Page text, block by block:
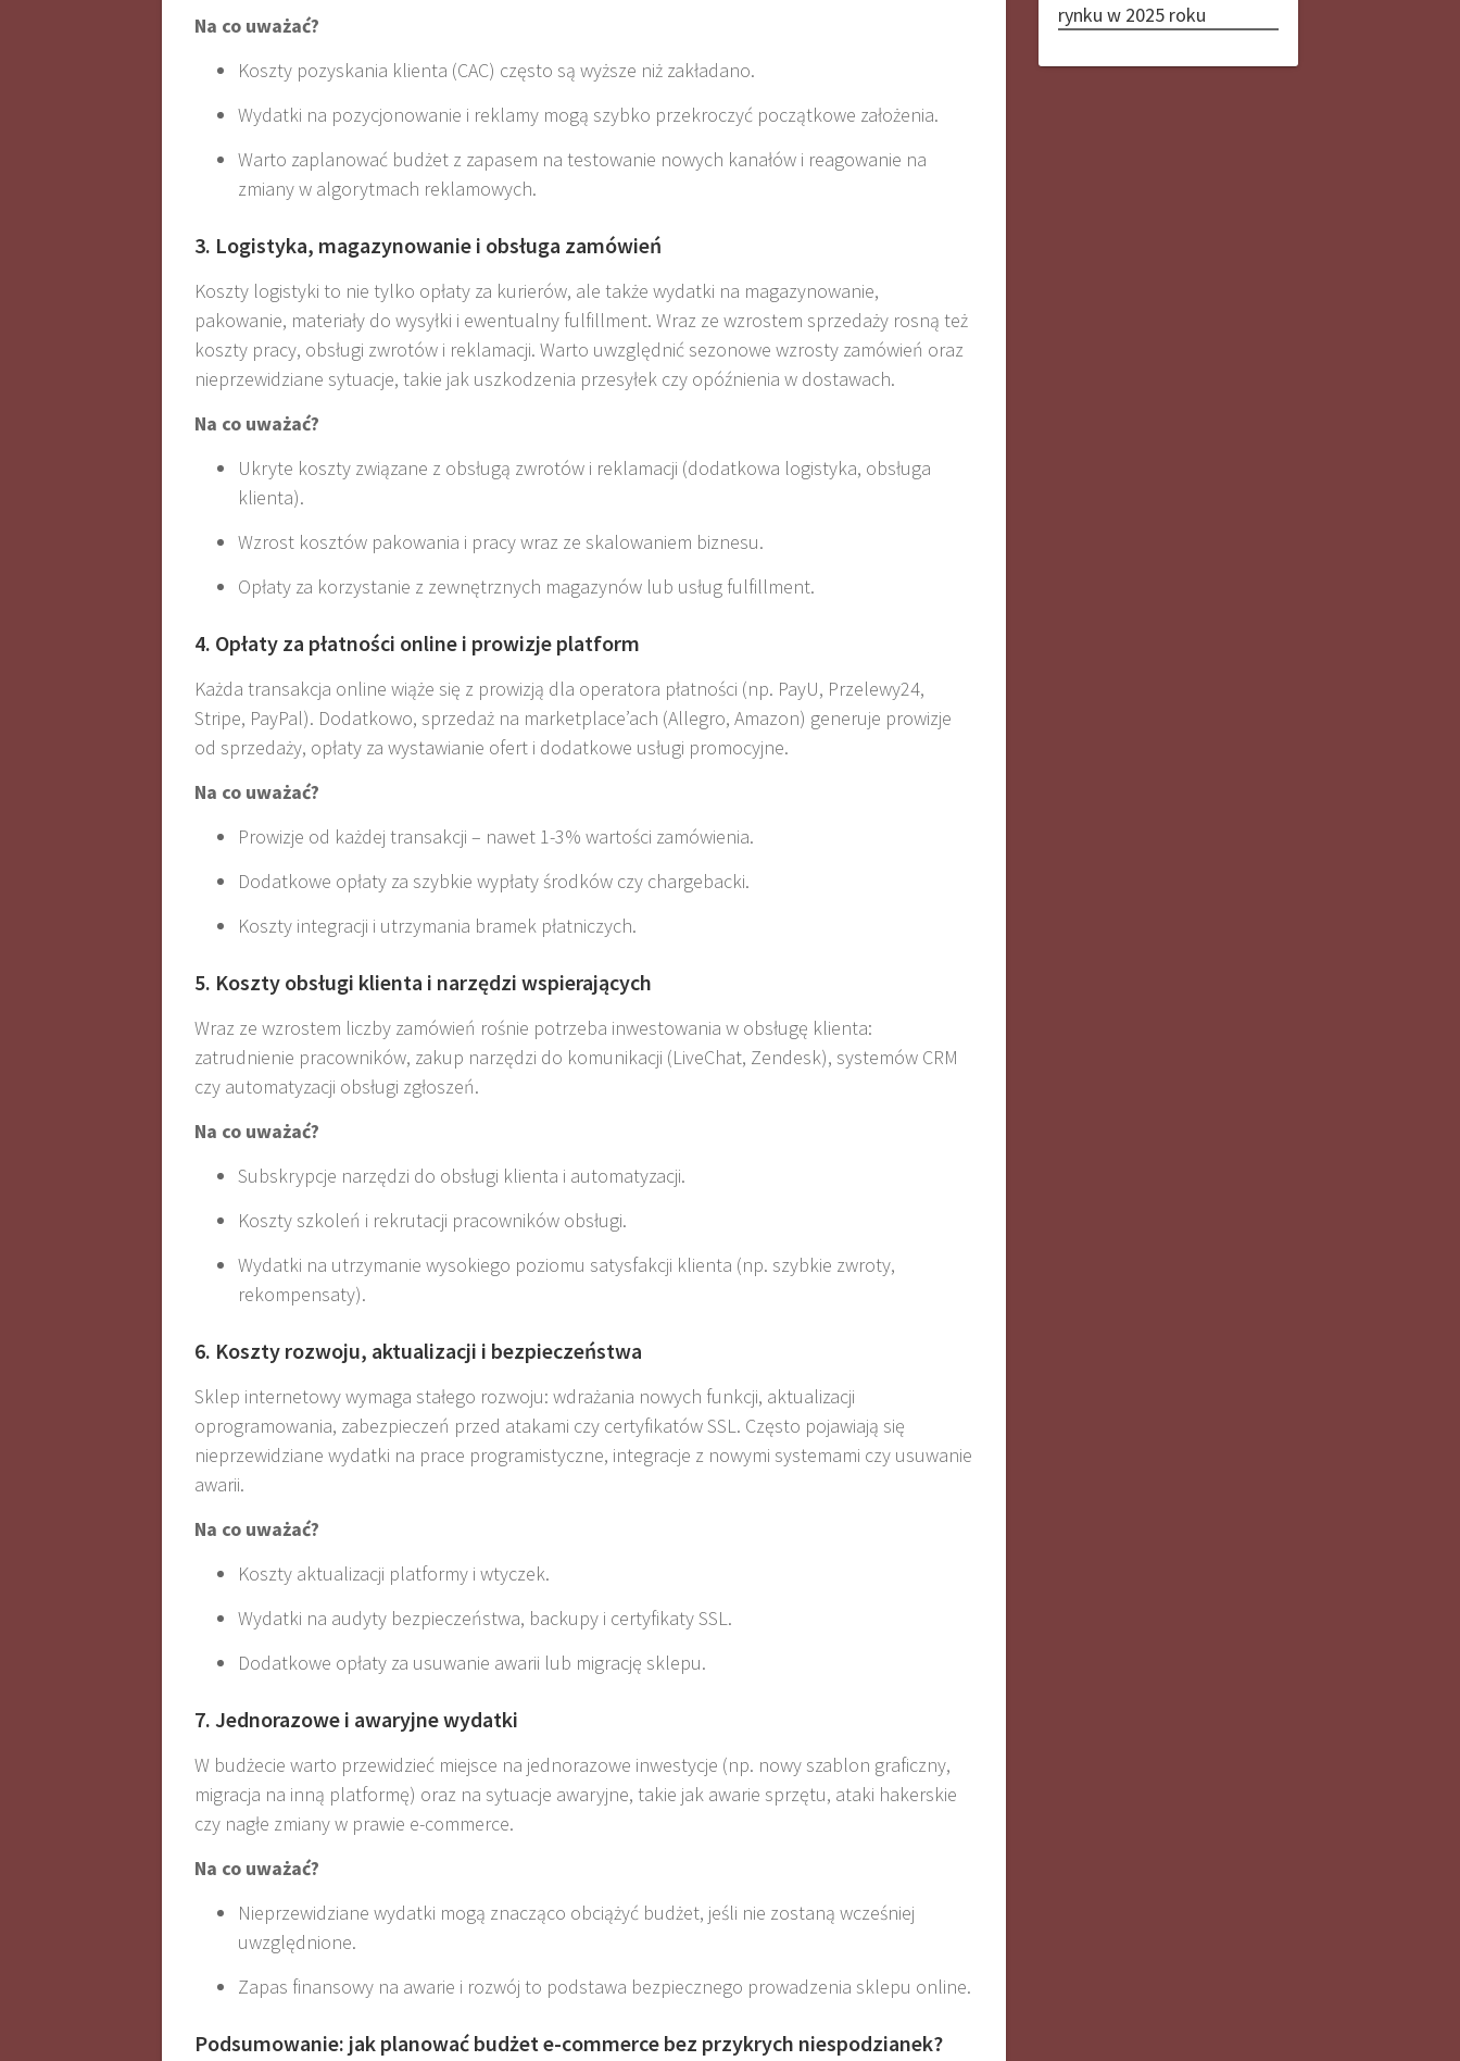
Na co uważać?
Koszty pozyskania klienta (CAC) często są wyższe niż zakładano.
Wydatki na pozycjonowanie i reklamy mogą szybko przekroczyć początkowe założenia.
Warto zaplanować budżet z zapasem na testowanie nowych kanałów i reagowanie na
zmiany w algorytmach reklamowych.
3. Logistyka, magazynowanie i obsługa zamówień
Koszty logistyki to nie tylko opłaty za kurierów, ale także wydatki na magazynowanie,
pakowanie, materiały do wysyłki i ewentualny fulfillment. Wraz ze wzrostem sprzedaży rosną też
koszty pracy, obsługi zwrotów i reklamacji. Warto uwzględnić sezonowe wzrosty zamówień oraz
nieprzewidziane sytuacje, takie jak uszkodzenia przesyłek czy opóźnienia w dostawach.
Na co uważać?
Ukryte koszty związane z obsługą zwrotów i reklamacji (dodatkowa logistyka, obsługa
klienta).
Wzrost kosztów pakowania i pracy wraz ze skalowaniem biznesu.
Opłaty za korzystanie z zewnętrznych magazynów lub usług fulfillment.
4. Opłaty za płatności online i prowizje platform
Każda transakcja online wiąże się z prowizją dla operatora płatności (np. PayU, Przelewy24,
Stripe, PayPal). Dodatkowo, sprzedaż na marketplace’ach (Allegro, Amazon) generuje prowizje
od sprzedaży, opłaty za wystawianie ofert i dodatkowe usługi promocyjne.
Na co uważać?
Prowizje od każdej transakcji – nawet 1-3% wartości zamówienia.
Dodatkowe opłaty za szybkie wypłaty środków czy chargebacki.
Koszty integracji i utrzymania bramek płatniczych.
5. Koszty obsługi klienta i narzędzi wspierających
Wraz ze wzrostem liczby zamówień rośnie potrzeba inwestowania w obsługę klienta:
zatrudnienie pracowników, zakup narzędzi do komunikacji (LiveChat, Zendesk), systemów CRM
czy automatyzacji obsługi zgłoszeń.
Na co uważać?
Subskrypcje narzędzi do obsługi klienta i automatyzacji.
Koszty szkoleń i rekrutacji pracowników obsługi.
Wydatki na utrzymanie wysokiego poziomu satysfakcji klienta (np. szybkie zwroty,
rekompensaty).
6. Koszty rozwoju, aktualizacji i bezpieczeństwa
Sklep internetowy wymaga stałego rozwoju: wdrażania nowych funkcji, aktualizacji
oprogramowania, zabezpieczeń przed atakami czy certyfikatów SSL. Często pojawiają się
nieprzewidziane wydatki na prace programistyczne, integracje z nowymi systemami czy usuwanie
awarii.
Na co uważać?
Koszty aktualizacji platformy i wtyczek.
Wydatki na audyty bezpieczeństwa, backupy i certyfikaty SSL.
Dodatkowe opłaty za usuwanie awarii lub migrację sklepu.
7. Jednorazowe i awaryjne wydatki
W budżecie warto przewidzieć miejsce na jednorazowe inwestycje (np. nowy szablon graficzny,
migracja na inną platformę) oraz na sytuacje awaryjne, takie jak awarie sprzętu, ataki hakerskie
czy nagłe zmiany w prawie e-commerce.
Na co uważać?
Nieprzewidziane wydatki mogą znacząco obciążyć budżet, jeśli nie zostaną wcześniej
uwzględnione.
Zapas finansowy na awarie i rozwój to podstawa bezpiecznego prowadzenia sklepu online.
Podsumowanie: jak planować budżet e-commerce bez przykrych niespodzianek?
rynku w 2025 roku